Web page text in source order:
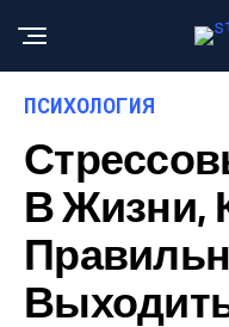
ПСИХОЛОГИЯ
В Жизни,